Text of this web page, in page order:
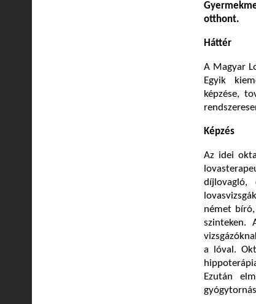
otthont.
Háttér
A Magyar
Egyik
képzése,
Képzés
Az idei
díjlovagló,
német bíró,
szinteken.
a lóval.
Ezután